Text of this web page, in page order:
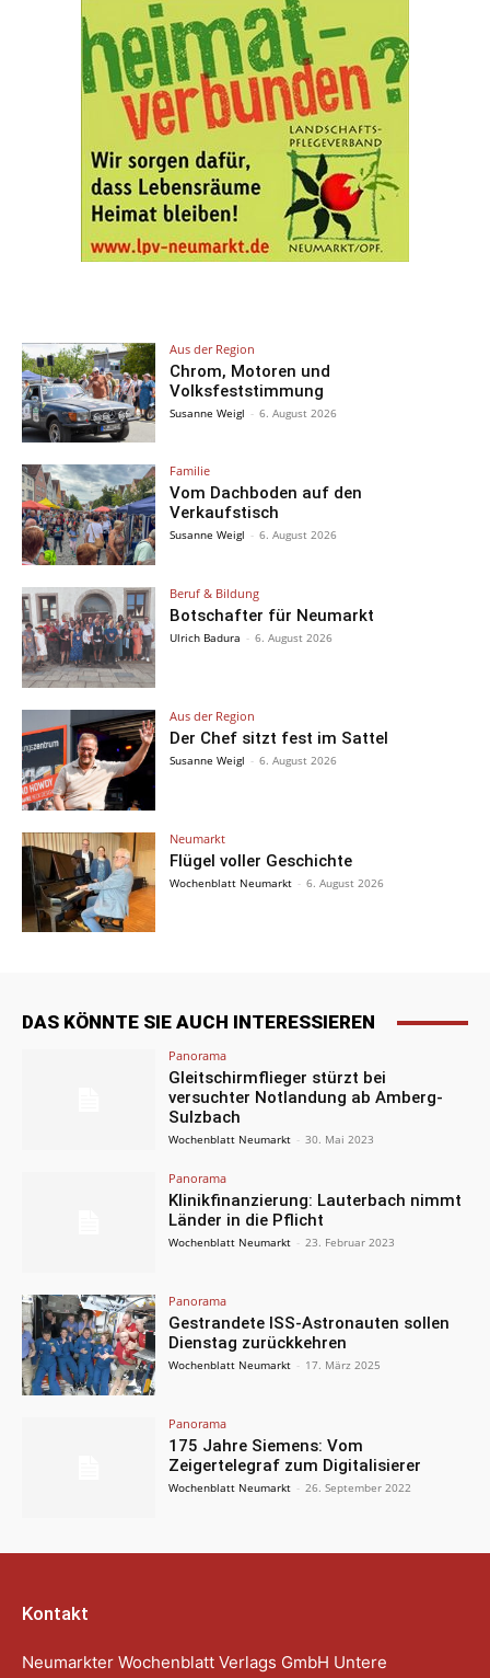
Aus der Region
Chrom, Motoren und
Volksfeststimmung
Susanne Weigl - 6. August 2026
Familie
Vom Dachboden auf den
Verkaufstisch
Susanne Weigl - 6. August 2026
Beruf & Bildung
Botschafter für Neumarkt
Ulrich Badura - 6. August 2026
Aus der Region
Der Chef sitzt fest im Sattel
Susanne Weigl - 6. August 2026
Neumarkt
Flügel voller Geschichte
Wochenblatt Neumarkt - 6. August 2026
DAS KÖNNTE SIE AUCH INTERESSIEREN
Panorama
Gleitschirmflieger stürzt bei
versuchter Notlandung ab Amberg-
Sulzbach
Wochenblatt Neumarkt - 30. Mai 2023
Panorama
Klinikfinanzierung: Lauterbach nimmt
Länder in die Pflicht
Wochenblatt Neumarkt - 23. Februar 2023
Panorama
Gestrandete ISS-Astronauten sollen
Dienstag zurückkehren
Wochenblatt Neumarkt - 17. März 2025
Panorama
175 Jahre Siemens: Vom
Zeigertelegraf zum Digitalisierer
Wochenblatt Neumarkt - 26. September 2022
Kontakt
Neumarkter Wochenblatt Verlags GmbH Untere